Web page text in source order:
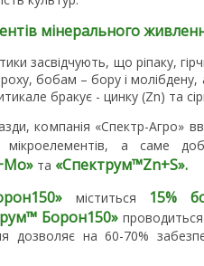
мінерального
засвідчують, що ріпаку,
бобам – бору і
бракує - цинку (Zn) та
компанія «Спектр-Агро»
мікроелементів, а саме
та «Спектрум™Zn+S».
150» міститься 15%
™Борон150»
дозволяє на 60-70%